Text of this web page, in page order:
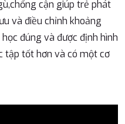
cận giúp trẻ phát
và điều chỉnh khoảng
đúng và được định hình
tập tốt hơn và có một cơ